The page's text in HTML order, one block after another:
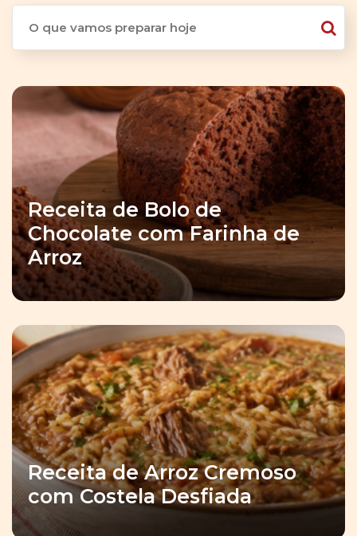
Receita de Bolo de
Chocolate com Farinha de
Arroz
Receita de Arroz Cremoso
com Costela Desfiada